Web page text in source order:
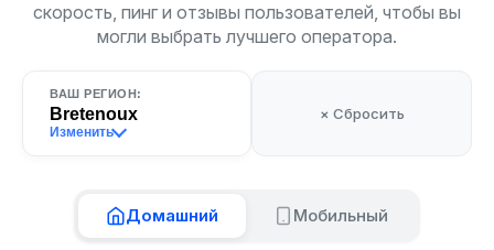
скорость, пинг и отзывы пользователей, чтобы вы
могли выбрать лучшего оператора.
ВАШ РЕГИОН:
Bretenoux
Изменить
× Сбросить
Домашний Мобильный